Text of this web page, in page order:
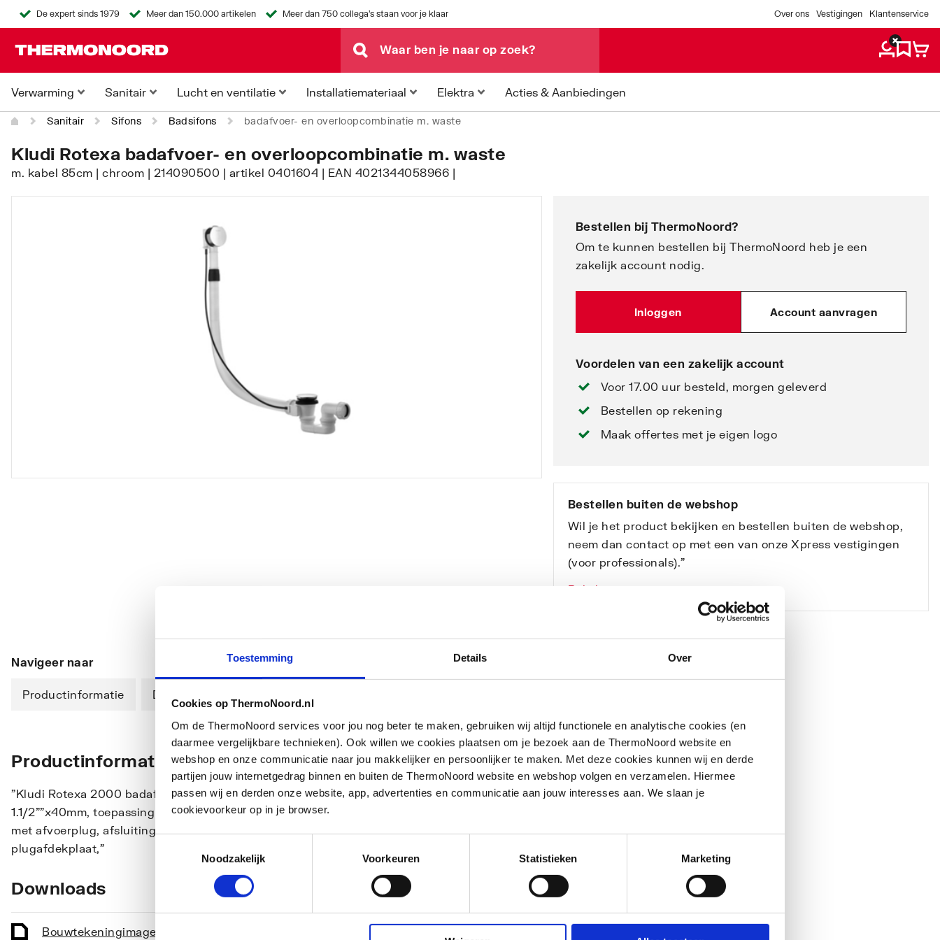
Toestemming Details Over
Cookies op ThermoNoord.nl
Om de ThermoNoord services voor jou nog beter te maken, gebruiken wij altijd functionele en analytische cookies (en
daarmee vergelijkbare technieken). Ook willen we cookies plaatsen om je bezoek aan de ThermoNoord website en
webshop en onze communicatie naar jou makkelijker en persoonlijker te maken. Met deze cookies kunnen wij en derde
partijen jouw internetgedrag binnen en buiten de ThermoNoord website en webshop volgen en verzamelen. Hiermee
passen wij en derden onze website, app, advertenties en communicatie aan jouw interesses aan. We slaan je
cookievoorkeur op in je browser.
Noodzakelijk
Voorkeuren Statistieken Marketing
De expert sinds 1979 Meer dan 150.000 artikelen Meer dan 750 collega's staan voor je klaar Over ons Vestigingen Klantenservice
Verwarming Sanitair Lucht en ventilatie Installatiemateriaal Elektra Acties & Aanbiedingen
Sanitair Sifons Badsifons badafvoer- en overloopcombinatie m. waste
Kludi Rotexa badafvoer- en overloopcombinatie m. waste
m. kabel 85cm | chroom | 214090500 | artikel 0401604 | EAN 4021344058966 |
Bestellen bij ThermoNoord?
Om te kunnen bestellen bij ThermoNoord heb je een
zakelijk account nodig.
Inloggen Account aanvragen
Voordelen van een zakelijk account
Voor 17.00 uur besteld, morgen geleverd
Bestellen op rekening
Maak offertes met je eigen logo
Bestellen buiten de webshop
Wil je het product bekijken en bestellen buiten de webshop,
neem dan contact op met een van onze Xpress vestigingen
(voor professionals).”
Bekijk onze vestigingen
Navigeer naar
Productinformatie Downloads
Productinformatie
"Kludi Rotexa 2000 badafvoercombinatie enkel, kunststof, verchroomd, aansluitmaat
1.1/2""x40mm, toepassing bad, met sifon(s), uitvoering sifon(s) buissifon, in hoogte verstelbaar,
met afvoerplug, afsluiting afvoerplug D.m.v. waste-inrichting, met plugrooster(s), met
plugafdekplaat,"
Downloads
Bouwtekeningimage/png